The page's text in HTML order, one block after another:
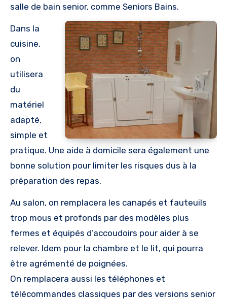
salle de bain senior, comme Seniors Bains.
Dans la
cuisine,
on
utilisera
du
matériel
adapté,
simple et
pratique. Une aide à domicile sera également une
bonne solution pour limiter les risques dus à la
préparation des repas.
Au salon, on remplacera les canapés et fauteuils
trop mous et profonds par des modèles plus
fermes et équipés d’accoudoirs pour aider à se
relever. Idem pour la chambre et le lit, qui pourra
être agrémenté de poignées.
On remplacera aussi les téléphones et
télécommandes classiques par des versions senior